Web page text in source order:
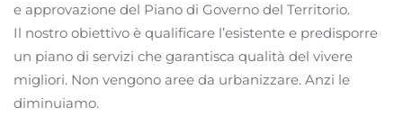
e approvazione del Piano di Governo del Territorio.
Il nostro obiettivo è qualificare l’esistente e predisporre
un piano di servizi che garantisca qualità del vivere
migliori. Non vengono aree da urbanizzare. Anzi le
diminuiamo.